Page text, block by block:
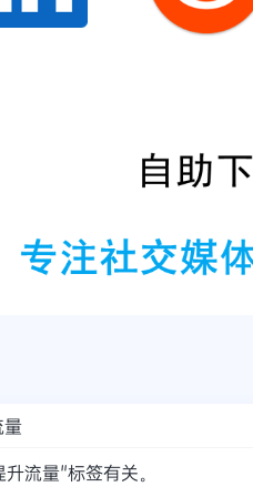
量
流量"标签有关。